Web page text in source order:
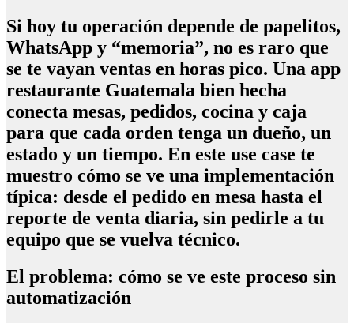
Si hoy tu operación depende de papelitos,
WhatsApp y “memoria”, no es raro que
se te vayan ventas en horas pico. Una app
restaurante Guatemala bien hecha
conecta mesas, pedidos, cocina y caja
para que cada orden tenga un dueño, un
estado y un tiempo. En este use case te
muestro cómo se ve una implementación
típica: desde el pedido en mesa hasta el
reporte de venta diaria, sin pedirle a tu
equipo que se vuelva técnico.
El problema: cómo se ve este proceso sin
automatización